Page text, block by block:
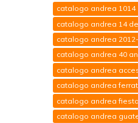
catalogo andrea 1014
catalogo andrea 14
catalogo andrea
catalogo andrea 40
catalogo andrea
catalogo andrea
catalogo andrea
catalogo andrea